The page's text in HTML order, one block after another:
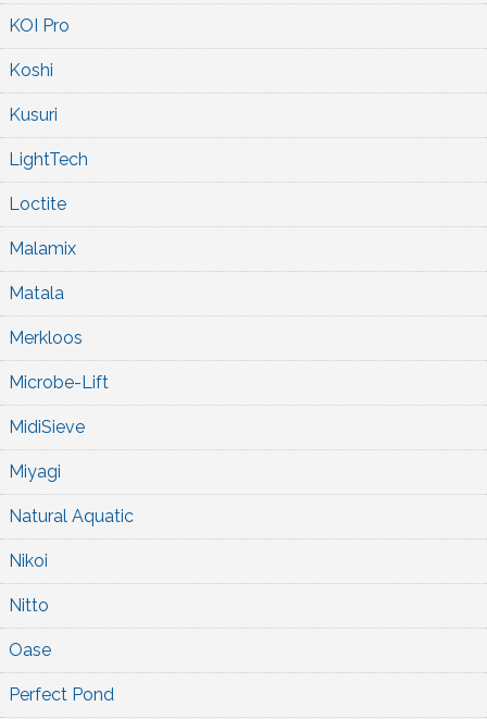
KOI Pro
Koshi
Kusuri
LightTech
Loctite
Malamix
Matala
Merkloos
Microbe-Lift
MidiSieve
Miyagi
Natural Aquatic
Nikoi
Nitto
Oase
Perfect Pond